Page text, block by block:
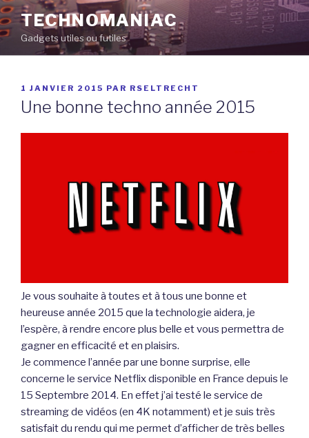
Aller
au
contenu
principal
TECHNOMANIAC
Gadgets utiles ou futiles
PUBLIÉ
LE
1 JANVIER 2015 PAR RSELTRECHT
Une bonne techno année 2015
Je vous souhaite à toutes et à tous une bonne et
heureuse année 2015 que la technologie aidera, je
l’espère, à rendre encore plus belle et vous permettra de
gagner en efficacité et en plaisirs.
Je commence l’année par une bonne surprise, elle
concerne le service Netflix disponible en France depuis le
15 Septembre 2014. En effet j’ai testé le service de
streaming de vidéos (en 4K notamment) et je suis très
satisfait du rendu qui me permet d’afficher de très belles